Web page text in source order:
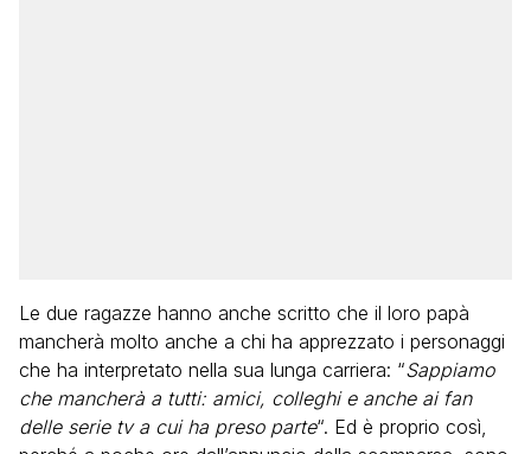
Le due ragazze hanno anche scritto che il loro papà
mancherà molto anche a chi ha apprezzato i personaggi
che ha interpretato nella sua lunga carriera: “Sappiamo
che mancherà a tutti: amici, colleghi e anche ai fan
delle serie tv a cui ha preso parte“. Ed è proprio così,